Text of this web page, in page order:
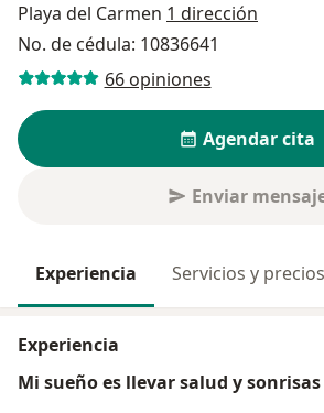
Playa del Carmen 1 dirección
No. de cédula: 10836641
66 opiniones
Agendar cita
Enviar
Experiencia Servicios y precios
Experiencia
Mi sueño es llevar salud y